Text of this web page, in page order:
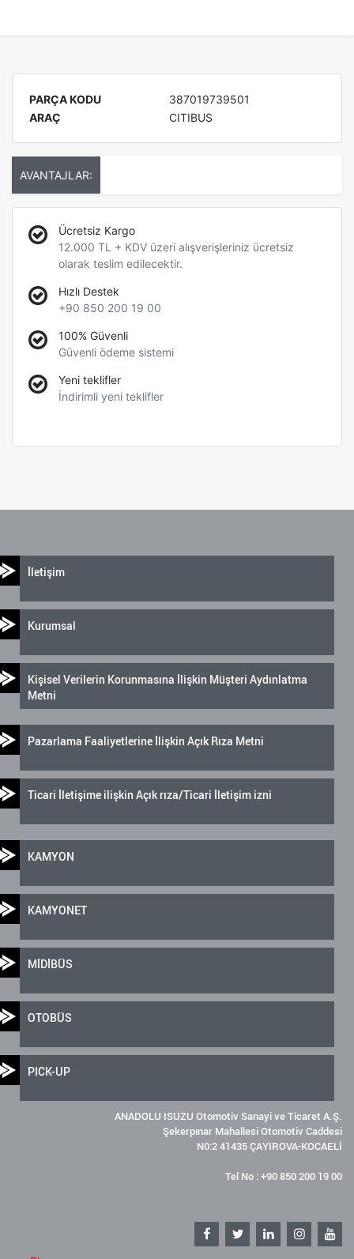
PARÇA KODU
387019739501
ARAÇ
CITIBUS
AVANTAJLAR:
Ücretsiz Kargo
12.000 TL + KDV üzeri alışverişleriniz ücretsiz
olarak teslim edilecektir.
Hızlı Destek
+90 850 200 19 00
100% Güvenli
Güvenli ödeme sistemi
Yeni teklifler
İndirimli yeni teklifler
İletişim
Kurumsal
Kişisel Verilerin Korunmasına İlişkin Müşteri Aydınlatma
Metni
Pazarlama Faaliyetlerine İlişkin Açık Rıza Metni
Ticari İletişime ilişkin Açık rıza/Ticari İletişim izni
KAMYON
KAMYONET
MİDİBÜS
OTOBÜS
PICK-UP
ANADOLU ISUZU Otomotiv Sanayi ve Ticaret A.Ş.
Şekerpınar Mahallesi Otomotiv Caddesi
N0:2 41435 ÇAYIROVA-KOCAELİ
Tel No : +90 850 200 19 00